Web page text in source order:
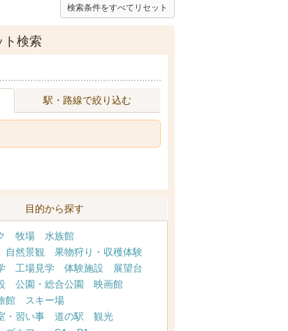
検索条件をすべてリセット
ト検索
駅・路線で絞り込む
目的から探す
牧場
水族館
自然景観
果物狩り・収穫体験
工場見学 体験施設
展望台
公園・総合公園
映画館
館
スキー場
・習い事 道の駅
観光